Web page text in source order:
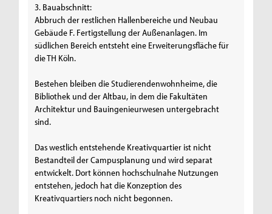
3. Bauabschnitt:
Abbruch der restlichen Hallenbereiche und Neubau
Gebäude F. Fertigstellung der Außenanlagen. Im
südlichen Bereich entsteht eine Erweiterungsfläche für
die TH Köln.
Bestehen bleiben die Studierendenwohnheime, die
Bibliothek und der Altbau, in dem die Fakultäten
Architektur und Bauingenieurwesen untergebracht
sind.
Das westlich entstehende Kreativquartier ist nicht
Bestandteil der Campusplanung und wird separat
entwickelt. Dort können hochschulnahe Nutzungen
entstehen, jedoch hat die Konzeption des
Kreativquartiers noch nicht begonnen.